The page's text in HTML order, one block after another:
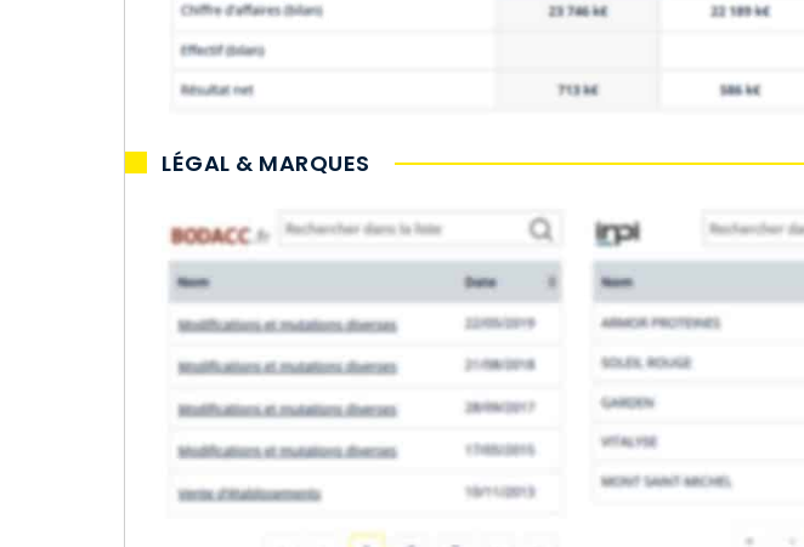
LÉGAL & MARQUES